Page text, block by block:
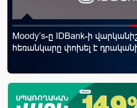
Moody’s-ը IDBank-ի
հեռանկարը փոխել է